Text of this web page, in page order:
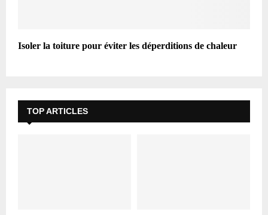
Isoler la toiture pour éviter les déperditions de chaleur
TOP ARTICLES